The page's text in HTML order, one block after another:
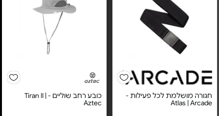
חגורה מושלמת לכל פעילות -
Atlas | Arcade
כובע רחב שוליים - Tiran II |
Aztec